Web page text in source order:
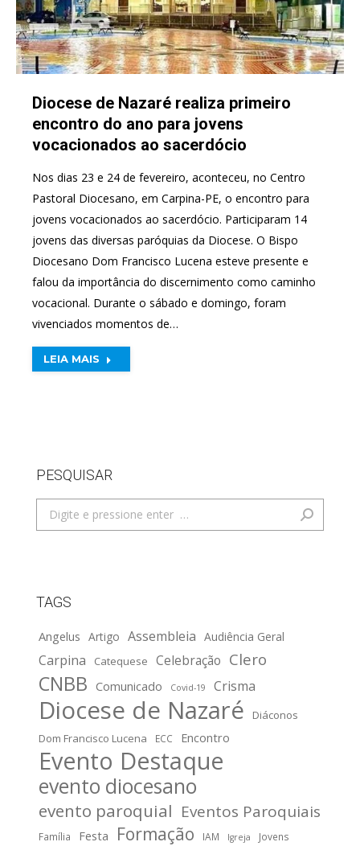
Diocese de Nazaré realiza primeiro
encontro do ano para jovens
vocacionados ao sacerdócio
Nos dias 23 e 24 de fevereiro, aconteceu, no Centro
Pastoral Diocesano, em Carpina-PE, o encontro para
jovens vocacionados ao sacerdócio. Participaram 14
jovens das diversas paróquias da Diocese. O Bispo
Diocesano Dom Francisco Lucena esteve presente e
falou da importância do discernimento como caminho
vocacional. Durante o sábado e domingo, foram
vivenciados momentos de…
LEIA MAIS
PESQUISAR
Search:
TAGS
Angelus Artigo Assembleia Audiência Geral
Carpina Catequese Celebração Clero
CNBB Comunicado Covid-19 Crisma
Diocese de Nazaré
Diáconos
Dom Francisco Lucena
ECC Encontro
Evento Destaque
evento diocesano
evento paroquial Eventos Paroquiais
Família Festa Formação IAM Igreja Jovens